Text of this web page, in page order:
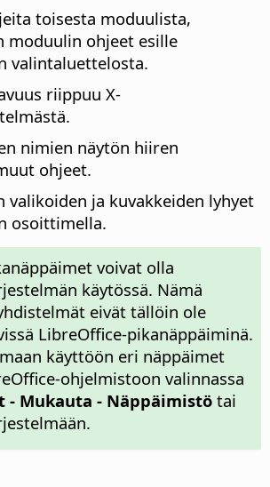
toisesta moduulista,
moduulin ohjeet esille
valintaluettelosta.
riippuu X-
nimien näytön hiiren
ohjeet.
valikoiden ja kuvakkeiden lyhyet
osoittimella.
voivat olla
käytössä. Nämä
eivät tällöin ole
LibreOffice-pikanäppäiminä.
käyttöön eri näppäimet
ohjelmistoon valinnassa
- Mukauta - Näppäimistötai